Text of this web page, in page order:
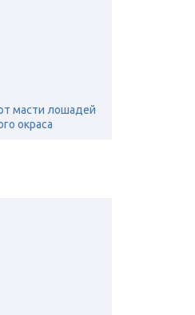
масти лошадей
окраса